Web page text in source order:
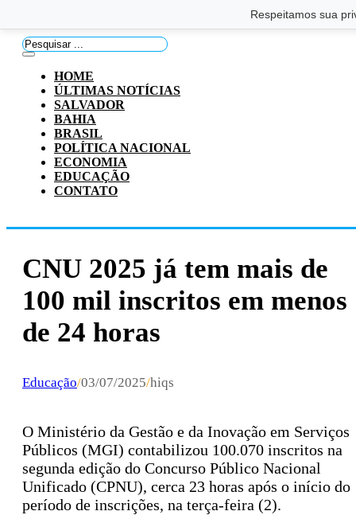
Respeitamos sua
Pesquisar
...
HOME
ÚLTIMAS NOTÍCIAS
SALVADOR
BAHIA
BRASIL
POLÍTICA NACIONAL
ECONOMIA
EDUCAÇÃO
CONTATO
CNU 2025 já tem mais de
100 mil inscritos em menos
de 24 horas
Educação/03/07/2025/hiqs
O Ministério da Gestão e da Inovação em Serviços
Públicos (MGI) contabilizou 100.070 inscritos na
segunda edição do Concurso Público Nacional
Unificado (CPNU), cerca 23 horas após o início do
período de inscrições, na terça-feira (2).